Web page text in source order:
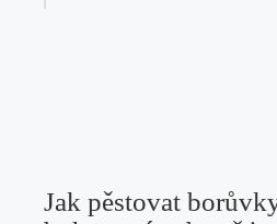
Jak pěstovat